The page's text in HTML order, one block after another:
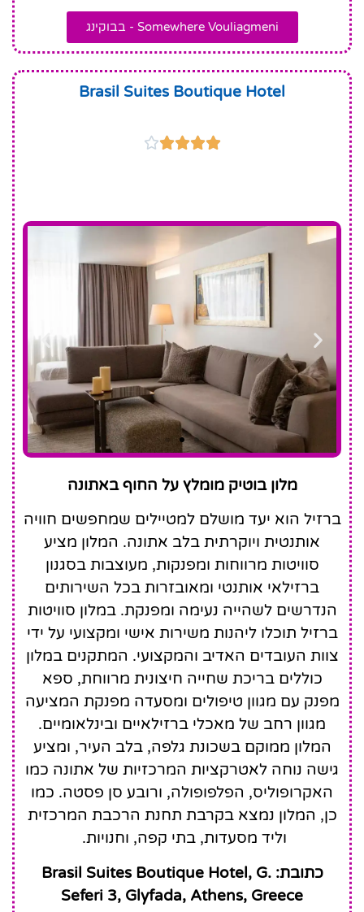
Somewhere Vouliagmeni - בבוקינג
Brasil Suites Boutique Hotel





Somewhere
Vouliagmeni
מלון בוטיק מומלץ על החוף באתונה
ברזיל הוא יעד מושלם למטיילים שמחפשים חוויה
אותנטית ויוקרתית בלב אתונה. המלון מציע
סוויטות מרווחות ומפנקות, מעוצבות בסגנון
ברזילאי אותנטי ומאובזרות בכל השירותים
הנדרשים לשהייה נעימה ומפנקת. במלון סוויטות
ברזיל תוכלו ליהנות משירות אישי ומקצועי על ידי
צוות העובדים האדיב והמקצועי. המתקנים במלון
כוללים בריכת שחייה חיצונית מרווחת, ספא
מפנק עם מגוון טיפולים ומסעדה מפנקת המציעה
מגוון רחב של מאכלי ברזילאיים ובינלאומיים.
המלון ממוקם בשכונת גלפה, בלב העיר, ומציע
גישה נוחה לאטרקציות המרכזיות של אתונה כמו
האקרופוליס, הפלפופולה, ורובע סן פסטה. כמו
כן, המלון נמצא בקרבת תחנת הרכבת המרכזית
וליד מסעדות, בתי קפה, וחנויות.
כתובת: Brasil Suites Boutique Hotel, G.
Seferi 3, Glyfada, Athens, Greece